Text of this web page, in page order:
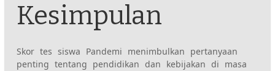
Kesimpulan
Skor tes siswa Pandemi menimbulkan pertanyaan
penting tentang pendidikan dan kebijakan di masa